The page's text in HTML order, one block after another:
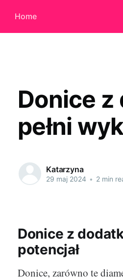
Home
Donice z
pełni
Katarzyna
29 maj 2024 • 2 min
Donice z
potencjał
Donice, zarówno te